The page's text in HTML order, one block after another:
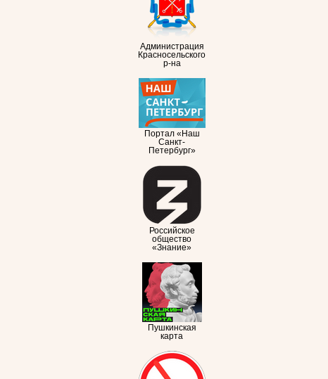
Администрация
Красносельского
р-на
Портал «Наш
Санкт-
Петербург»
Российское
общество
«Знание»
Пушкинская
карта